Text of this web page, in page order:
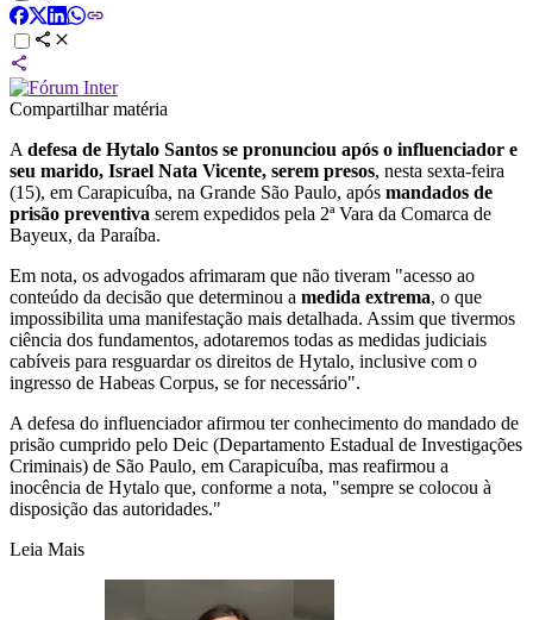
Compartilhar matéria
A defesa de Hytalo Santos se pronunciou após o influenciador e
seu marido, Israel Nata Vicente, serem presos, nesta sexta-feira
(15), em Carapicuíba, na Grande São Paulo, após mandados de
prisão preventiva serem expedidos pela 2ª Vara da Comarca de
Bayeux, da Paraíba.
Em nota, os advogados afrimaram que não tiveram "acesso ao
conteúdo da decisão que determinou a medida extrema, o que
impossibilita uma manifestação mais detalhada. Assim que tivermos
ciência dos fundamentos, adotaremos todas as medidas judiciais
cabíveis para resguardar os direitos de Hytalo, inclusive com o
ingresso de Habeas Corpus, se for necessário".
A defesa do influenciador afirmou ter conhecimento do mandado de
prisão cumprido pelo Deic (Departamento Estadual de Investigações
Criminais) de São Paulo, em Carapicuíba, mas reafirmou a
inocência de Hytalo que, conforme a nota, "sempre se colocou à
disposição das autoridades."
Leia Mais